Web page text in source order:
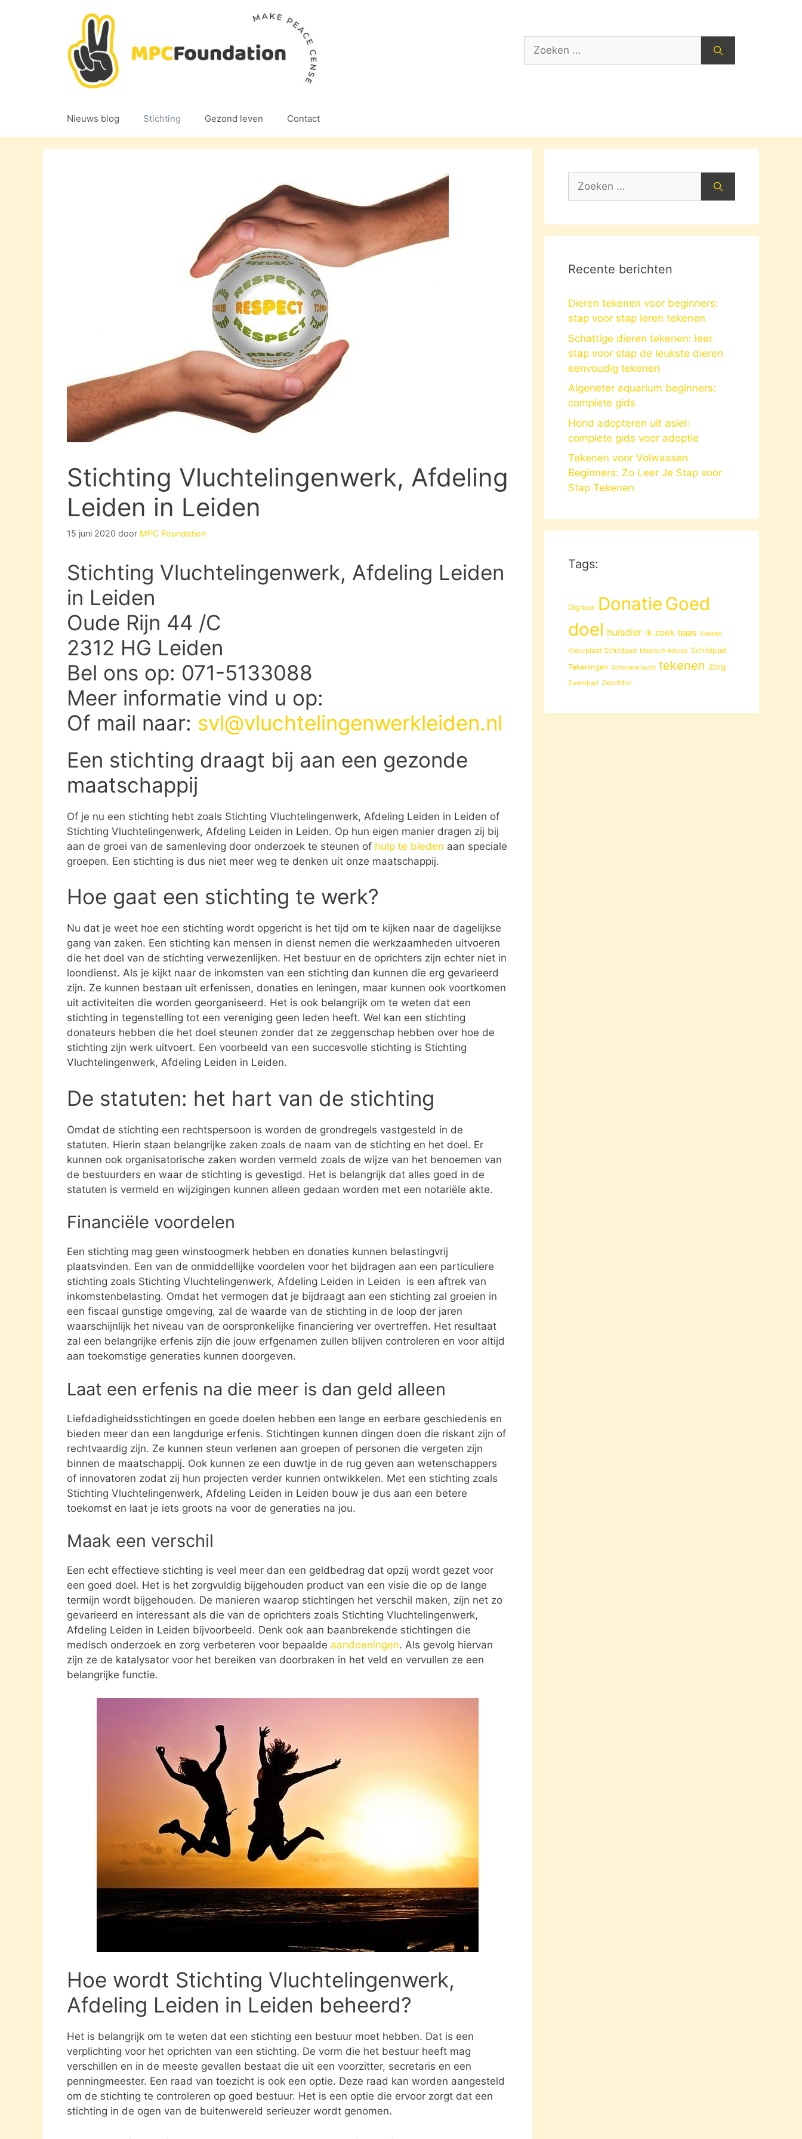
Zoek
Nieuws blog Stichting Gezond leven Contact
Stichting Vluchtelingenwerk, Afdeling
Leiden in Leiden
15 juni 2020 door MPC Foundation
Stichting Vluchtelingenwerk, Afdeling Leiden
in Leiden
Oude Rijn 44 /C
2312 HG Leiden
Bel ons op: 071-5133088
Meer informatie vind u op:
Of mail naar: svl@vluchtelingenwerkleiden.nl
Een stichting draagt bij aan een gezonde
maatschappij
Of je nu een stichting hebt zoals Stichting Vluchtelingenwerk, Afdeling Leiden in Leiden of
Stichting Vluchtelingenwerk, Afdeling Leiden in Leiden. Op hun eigen manier dragen zij bij
aan de groei van de samenleving door onderzoek te steunen of hulp te bieden aan speciale
groepen. Een stichting is dus niet meer weg te denken uit onze maatschappij.
Hoe gaat een stichting te werk?
Nu dat je weet hoe een stichting wordt opgericht is het tijd om te kijken naar de dagelijkse
gang van zaken. Een stichting kan mensen in dienst nemen die werkzaamheden uitvoeren
die het doel van de stichting verwezenlijken. Het bestuur en de oprichters zijn echter niet in
loondienst. Als je kijkt naar de inkomsten van een stichting dan kunnen die erg gevarieerd
zijn. Ze kunnen bestaan uit erfenissen, donaties en leningen, maar kunnen ook voortkomen
uit activiteiten die worden georganiseerd. Het is ook belangrijk om te weten dat een
stichting in tegenstelling tot een vereniging geen leden heeft. Wel kan een stichting
donateurs hebben die het doel steunen zonder dat ze zeggenschap hebben over hoe de
stichting zijn werk uitvoert. Een voorbeeld van een succesvolle stichting is Stichting
Vluchtelingenwerk, Afdeling Leiden in Leiden.
De statuten: het hart van de stichting
Omdat de stichting een rechtspersoon is worden de grondregels vastgesteld in de
statuten. Hierin staan belangrijke zaken zoals de naam van de stichting en het doel. Er
kunnen ook organisatorische zaken worden vermeld zoals de wijze van het benoemen van
de bestuurders en waar de stichting is gevestigd. Het is belangrijk dat alles goed in de
statuten is vermeld en wijzigingen kunnen alleen gedaan worden met een notariële akte.
Financiële voordelen
Een stichting mag geen winstoogmerk hebben en donaties kunnen belastingvrij
plaatsvinden. Een van de onmiddellijke voordelen voor het bijdragen aan een particuliere
stichting zoals Stichting Vluchtelingenwerk, Afdeling Leiden in Leiden is een aftrek van
inkomstenbelasting. Omdat het vermogen dat je bijdraagt aan een stichting zal groeien in
een fiscaal gunstige omgeving, zal de waarde van de stichting in de loop der jaren
waarschijnlijk het niveau van de oorspronkelijke financiering ver overtreffen. Het resultaat
zal een belangrijke erfenis zijn die jouw erfgenamen zullen blijven controleren en voor altijd
aan toekomstige generaties kunnen doorgeven.
Laat een erfenis na die meer is dan geld alleen
Liefdadigheidsstichtingen en goede doelen hebben een lange en eerbare geschiedenis en
bieden meer dan een langdurige erfenis. Stichtingen kunnen dingen doen die riskant zijn of
rechtvaardig zijn. Ze kunnen steun verlenen aan groepen of personen die vergeten zijn
binnen de maatschappij. Ook kunnen ze een duwtje in de rug geven aan wetenschappers
of innovatoren zodat zij hun projecten verder kunnen ontwikkelen. Met een stichting zoals
Stichting Vluchtelingenwerk, Afdeling Leiden in Leiden bouw je dus aan een betere
toekomst en laat je iets groots na voor de generaties na jou.
Maak een verschil
Een echt effectieve stichting is veel meer dan een geldbedrag dat opzij wordt gezet voor
een goed doel. Het is het zorgvuldig bijgehouden product van een visie die op de lange
termijn wordt bijgehouden. De manieren waarop stichtingen het verschil maken, zijn net zo
gevarieerd en interessant als die van de oprichters zoals Stichting Vluchtelingenwerk,
Afdeling Leiden in Leiden bijvoorbeeld. Denk ook aan baanbrekende stichtingen die
medisch onderzoek en zorg verbeteren voor bepaalde aandoeningen. Als gevolg hiervan
zijn ze de katalysator voor het bereiken van doorbraken in het veld en vervullen ze een
belangrijke functie.
Hoe wordt Stichting Vluchtelingenwerk,
Afdeling Leiden in Leiden beheerd?
Het is belangrijk om te weten dat een stichting een bestuur moet hebben. Dat is een
verplichting voor het oprichten van een stichting. De vorm die het bestuur heeft mag
verschillen en in de meeste gevallen bestaat die uit een voorzitter, secretaris en een
penningmeester. Een raad van toezicht is ook een optie. Deze raad kan worden aangesteld
om de stichting te controleren op goed bestuur. Het is een optie die ervoor zorgt dat een
stichting in de ogen van de buitenwereld serieuzer wordt genomen.
Zoek
Recente berichten
Dieren tekenen voor beginners:
stap voor stap leren tekenen
Schattige dieren tekenen: leer
stap voor stap de leukste dieren
eenvoudig tekenen
Algeneter aquarium beginners:
complete gids
Hond adopteren uit asiel:
complete gids voor adoptie
Tekenen voor Volwassen
Beginners: Zo Leer Je Stap voor
Stap Tekenen
Tags:
Digitaal Donatie Goed
doel huisdier ik zoek baas Keuken
Kleurplaat Schildpad Medisch Advies Schildpad
Tekeningen Schonere lucht tekenen Zorg
Zwembad Zwerfdier